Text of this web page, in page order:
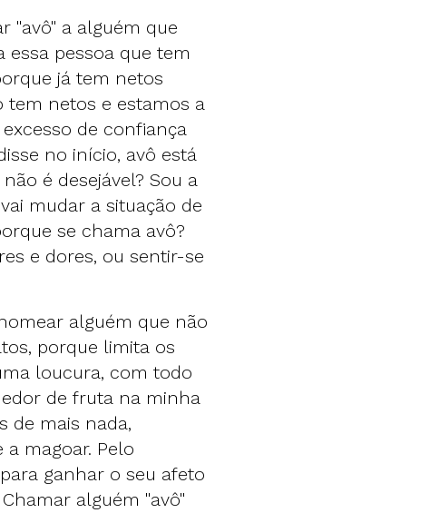
"avô" a alguém que
essa pessoa que tem
já tem netos
tem netos e estamos a
de confiança
no início, avô está
é desejável? Sou a
mudar a situação de
se chama avô?
e dores, ou sentir-se
alguém que não
porque limita os
loucura, com todo
de fruta na minha
de mais nada,
magoar. Pelo
ganhar o seu afeto
alguém "avô"